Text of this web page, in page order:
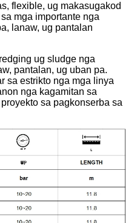
flexible, ug makasugakod
mga importante nga
lanaw, ug pantalan
ug sludge nga
pantalan, ug uban pa.
sa estrikto nga mga linya
nga kagamitan sa
sa pagkonserba sa